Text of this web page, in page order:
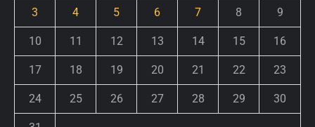
3 4 5 6 7 8 9
10 11 12 13 14 15 16
17 18 19 20 21 22 23
24 25 26 27 28 29 30